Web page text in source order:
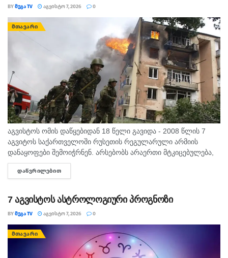
BYᲛᲔᲒᲐ TV ᲐᲒᲕᲘᲡᲢᲝ 7, 2026 0
ᲛᲗᲐᲕᲐᲠᲘ
აგვისტოს ომის დაწყებიდან 18 წელი გავიდა - 2008 წლის 7
აგვიტოს საქართველოში რუსეთის რეგულარული არმიის
დანაყოფები შემოიჭრნენ. არსებობს არაერთი მტკიცებულება,
რომლითაც დადასტურდა, რომ რუსეთის ჯარმა საქართველოს
სახელმწიფო საზღვარი სწორედ 7...
ᲓᲐᲬᲕᲠᲘᲚᲔᲑᲘᲗ
7 აგვისტოს ასტროლოგიური პროგნოზი
BYᲛᲔᲒᲐ TV ᲐᲒᲕᲘᲡᲢᲝ 7, 2026 0
ᲛᲗᲐᲕᲐᲠᲘ